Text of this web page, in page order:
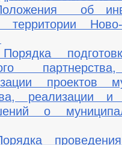
об
Ново-
проектов
реализации и
о
проведения